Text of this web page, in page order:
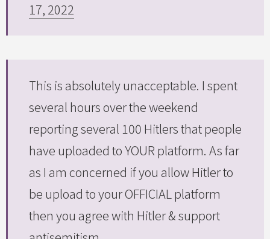
17, 2022
This is absolutely unacceptable. I spent
several hours over the weekend
reporting several 100 Hitlers that people
have uploaded to YOUR platform. As far
as I am concerned if you allow Hitler to
be upload to your OFFICIAL platform
then you agree with Hitler & support